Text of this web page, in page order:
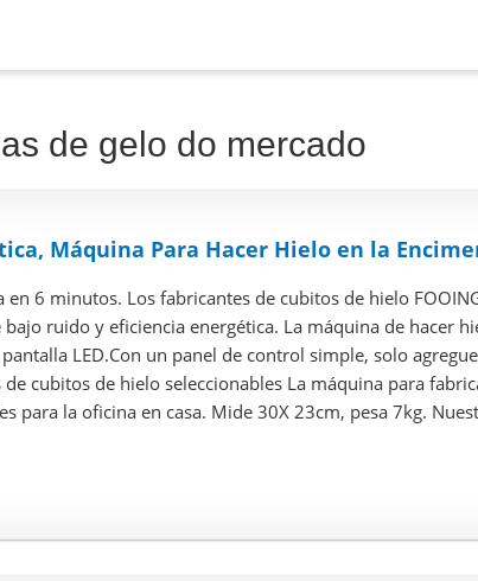
de gelo do mercado
Máquina Para Hacer Hielo en la
en 6 minutos. Los fabricantes de cubitos de hielo
ruido y eficiencia energética. La máquina de hacer
LED.Con un panel de control simple, solo
cubitos de hielo seleccionables La máquina para
para la oficina en casa. Mide 30X 23cm, pesa 7kg.